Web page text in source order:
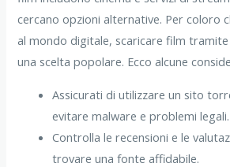
cercano opzioni alternative. Per coloro
al mondo digitale, scaricare film
una scelta popolare. Ecco alcune
Assicurati di utilizzare un sito
evitare malware e problemi legali.
Controlla le recensioni e le
trovare una fonte affidabile.